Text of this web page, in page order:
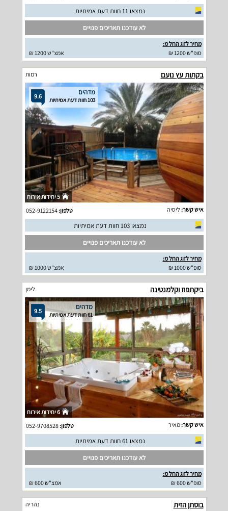
נמצאו 11 חוות דעת אמיתיות
לא עודכנו תאריכים פנויים
מחיר לזוג החל מ:
סופ"ש 1200 ₪
אמצ"ש 1200 ₪
בקתות עץ נועם רמות
9.6 מדהים
103 חוות דעת אמיתיות
5 יחידות אירוח
איש קשר:ליסיה טלפון:052-9122154
נמצאו 103 חוות דעת אמיתיות
לא עודכנו תאריכים פנויים
מחיר לזוג החל מ:
סופ"ש 1000 ₪
אמצ"ש 1000 ₪
ביקתפוז וקלמנטינה לימן
9.5 מדהים
61 חוות דעת אמיתיות
6 יחידות אירוח
איש קשר:מאיר טלפון:052-9708528
נמצאו 61 חוות דעת אמיתיות
לא עודכנו תאריכים פנויים
מחיר לזוג החל מ:
סופ"ש 600 ₪
אמצ"ש 600 ₪
בוסתן הזית נהריה